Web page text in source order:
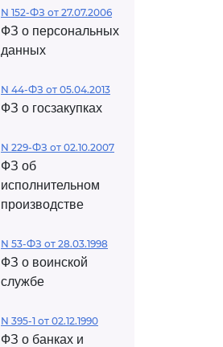
N 152-ФЗ от 27.07.2006
ФЗ о персональных
данных
N 44-ФЗ от 05.04.2013
ФЗ о госзакупках
N 229-ФЗ от 02.10.2007
ФЗ об
исполнительном
производстве
N 53-ФЗ от 28.03.1998
ФЗ о воинской
службе
N 395-1 от 02.12.1990
ФЗ о банках и